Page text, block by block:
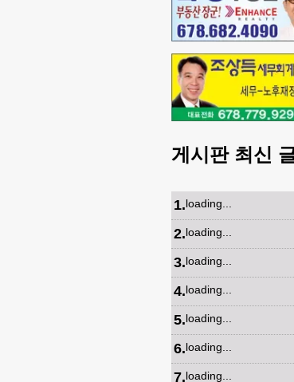
게시판 최신
1.loading...
2.loading...
3.loading...
4.loading...
5.loading...
6.loading...
7.loading...